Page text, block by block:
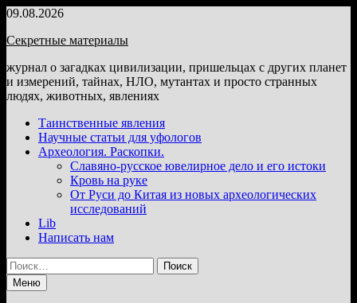
Перейти
содержимому
09.08.2026
Секретные материалы
журнал о загадках цивилизации, пришельцах с других планет
и измерений, тайнах, НЛО, мутантах и просто странных
людях, животных, явлениях
Таинственные явления
Научные статьи для уфологов
Археология. Раскопки.
Славяно-русское ювелирное дело и его истоки
Кровь на руке
От Руси до Китая из новых археологических
исследований
Lib
Написать нам
Найти:
Меню